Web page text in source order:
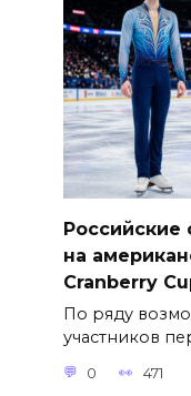
Российские
на
Cranberry
По ряду
участников
0 471